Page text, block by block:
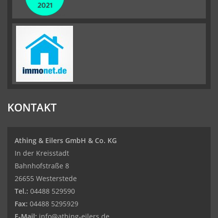
KONTAKT
Athing & Eilers GmbH & Co. KG
In der Kreisstadt
Bahnhofstraße 8
26655 Westerstede
Tel.: 04488 529590
Fax: 04488 5295929